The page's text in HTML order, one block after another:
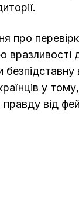
про
вразливості
безпідставну
у
правду від